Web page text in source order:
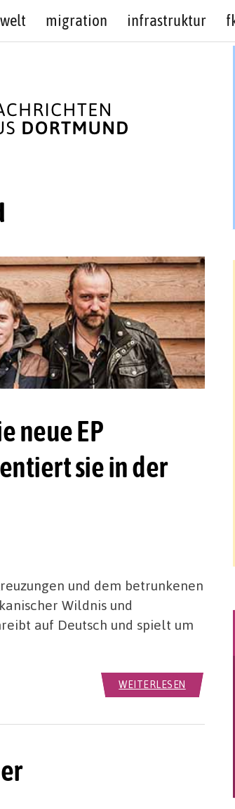
migration infrastruktur
neue EP
sie in der
und dem betrunkenen
Wildnis und
auf Deutsch und spielt um
WEITERLESEN